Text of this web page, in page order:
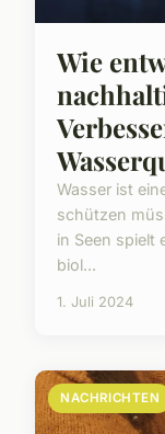
Wie
Wasser ist
schützen
in Seen spielt
biol...
1. Juli 2024
NACHRICHTEN